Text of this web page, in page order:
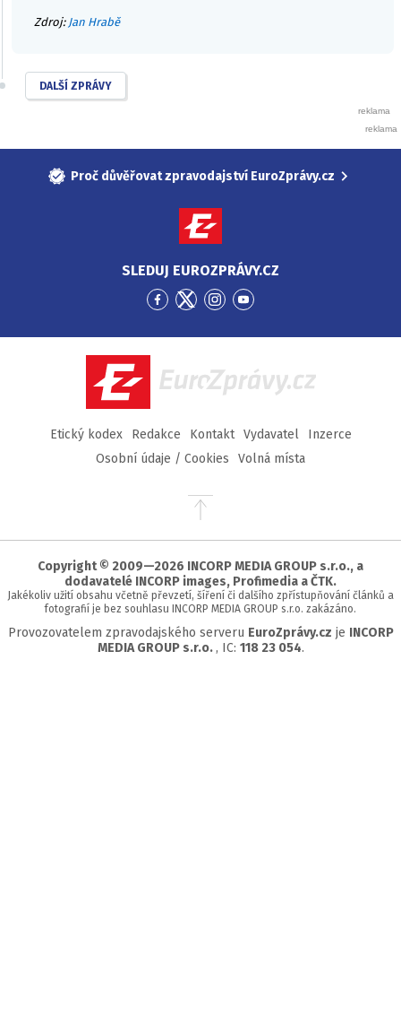
Zdroj: Jan Hrabě
DALŠÍ ZPRÁVY
Proč důvěřovat zpravodajství EuroZprávy.cz
SLEDUJ EUROZPRÁVY.CZ
Přejít
Facebook
Přejít
Twitter
Přejít
Instagram
Přejít
YouTube
EuroZprávy.cz
Etický kodex Redakce Kontakt Vydavatel
Inzerce
Osobní údaje / Cookies
Volná místa
Přejít
stránky
Copyright © 2009—2026 INCORP MEDIA GROUP s.r.o., a
dodavatelé INCORP images, Profimedia a ČTK.
Jakékoliv užití obsahu včetně převzetí, šíření či dalšího zpřístupňování článků a
fotografií je bez souhlasu INCORP MEDIA GROUP s.r.o. zakázáno.
Provozovatelem zpravodajského serveru EuroZprávy.cz je INCORP
MEDIA GROUP s.r.o. , IC: 118 23 054.